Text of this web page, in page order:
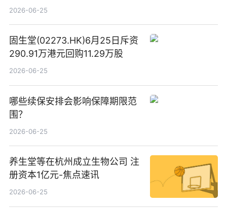
港元回购68.4万股|焦点速讯
2026-06-25
固生堂(02273.HK)6月25日斥资
290.91万港元回购11.29万股
2026-06-25
哪些续保安排会影响保障期限范
围？
2026-06-25
养生堂等在杭州成立生物公司 注
册资本1亿元-焦点速讯
2026-06-25